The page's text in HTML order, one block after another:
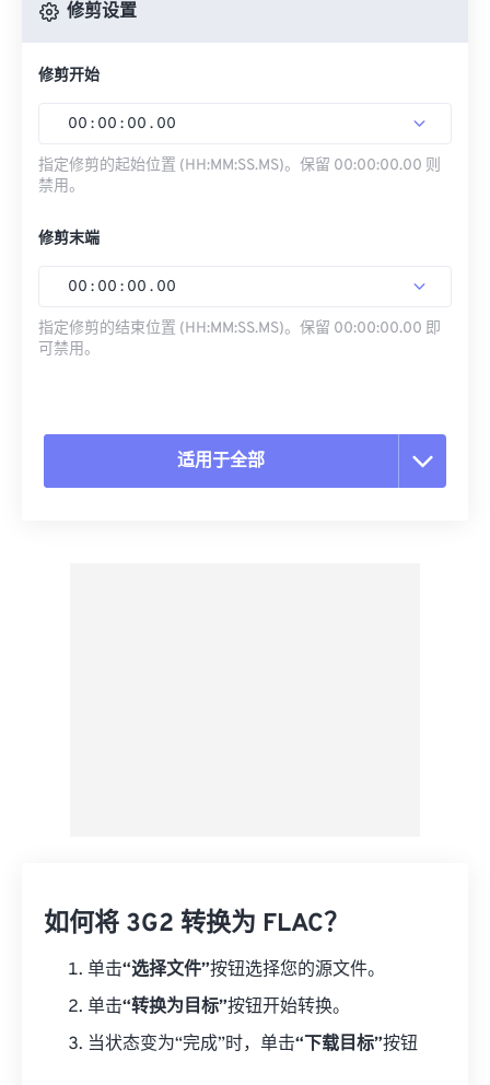
修剪设置
修剪开始
00 : 00 : 00 . 00
指定修剪的起始位置 (HH:MM:SS.MS)。保留 00:00:00.00 则
禁用。
修剪末端
00 : 00 : 00 . 00
指定修剪的结束位置 (HH:MM:SS.MS)。保留 00:00:00.00 即
可禁用。
适用于全部
如何将 3G2 转换为 FLAC？
单击“选择文件”按钮选择您的源文件。
单击“转换为目标”按钮开始转换。
当状态变为“完成”时，单击“下载目标”按钮